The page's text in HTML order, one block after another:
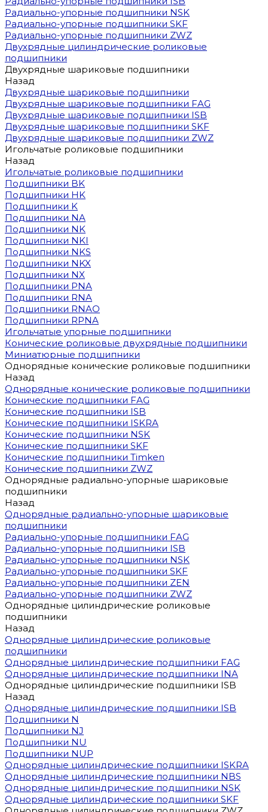
Радиально-упорные подшипники NSK
Радиально-упорные подшипники SKF
Радиально-упорные подшипники ZWZ
Двухрядные цилиндрические роликовые
подшипники
Двухрядные шариковые подшипники
Назад
Двухрядные шариковые подшипники
Двухрядные шариковые подшипники FAG
Двухрядные шариковые подшипники ISB
Двухрядные шариковые подшипники SKF
Двухрядные шариковые подшипники ZWZ
Игольчатые роликовые подшипники
Назад
Игольчатые роликовые подшипники
Подшипники BK
Подшипники HK
Подшипники K
Подшипники NA
Подшипники NK
Подшипники NKI
Подшипники NKS
Подшипники NKX
Подшипники NX
Подшипники PNA
Подшипники RNA
Подшипники RNAO
Подшипники RPNA
Игольчатые упорные подшипники
Конические роликовые двухрядные подшипники
Миниатюрные подшипники
Однорядные конические роликовые подшипники
Назад
Однорядные конические роликовые подшипники
Конические подшипники FAG
Конические подшипники ISB
Конические подшипники ISKRA
Конические подшипники NSK
Конические подшипники SKF
Конические подшипники Timken
Конические подшипники ZWZ
Однорядные радиально-упорные шариковые
подшипники
Назад
Однорядные радиально-упорные шариковые
подшипники
Радиально-упорные подшипники FAG
Радиально-упорные подшипники ISB
Радиально-упорные подшипники NSK
Радиально-упорные подшипники SKF
Радиально-упорные подшипники ZEN
Радиально-упорные подшипники ZWZ
Однорядные цилиндрические роликовые
подшипники
Назад
Однорядные цилиндрические роликовые
подшипники
Однорядные цилиндрические подшипники FAG
Однорядные цилиндрические подшипники INA
Однорядные цилиндрические подшипники ISB
Назад
Однорядные цилиндрические подшипники ISB
Подшипники N
Подшипники NJ
Подшипники NU
Подшипники NUP
Однорядные цилиндрические подшипники ISKRA
Однорядные цилиндрические подшипники NBS
Однорядные цилиндрические подшипники NSK
Однорядные цилиндрические подшипники SKF